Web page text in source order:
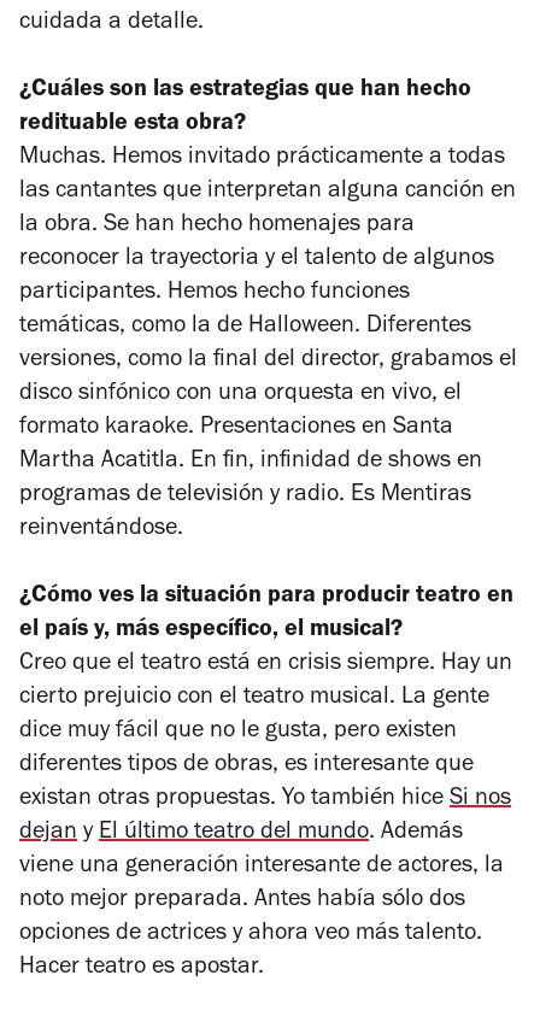
cuidada a detalle.
¿Cuáles son las estrategias que han hecho
redituable esta obra?
Muchas. Hemos invitado prácticamente a todas
las cantantes que interpretan alguna canción en
la obra. Se han hecho homenajes para
reconocer la trayectoria y el talento de algunos
participantes. Hemos hecho funciones
temáticas, como la de Halloween. Diferentes
versiones, como la final del director, grabamos el
disco sinfónico con una orquesta en vivo, el
formato karaoke. Presentaciones en Santa
Martha Acatitla. En fin, infinidad de shows en
programas de televisión y radio. Es Mentiras
reinventándose.
¿Cómo ves la situación para producir teatro en
el país y, más específico, el musical?
Creo que el teatro está en crisis siempre. Hay un
cierto prejuicio con el teatro musical. La gente
dice muy fácil que no le gusta, pero existen
diferentes tipos de obras, es interesante que
existan otras propuestas. Yo también hice Si nos
dejan y El último teatro del mundo. Además
viene una generación interesante de actores, la
noto mejor preparada. Antes había sólo dos
opciones de actrices y ahora veo más talento.
Hacer teatro es apostar.